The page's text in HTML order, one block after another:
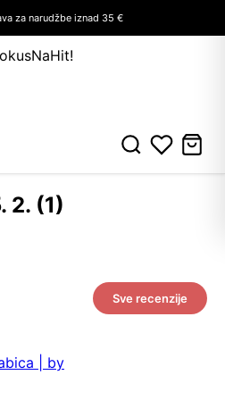
za narudžbe iznad 35 €
2. (1)
Sve recenzije